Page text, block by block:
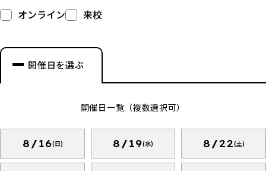
オンライン 来校
開催日を選ぶ
開催日一覧（複数選択可）
8/16(日) 8/19(水) 8/22(土)